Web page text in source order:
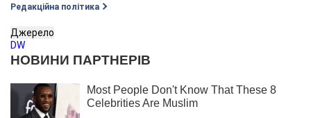
Редакційна політика
Джерело
DW